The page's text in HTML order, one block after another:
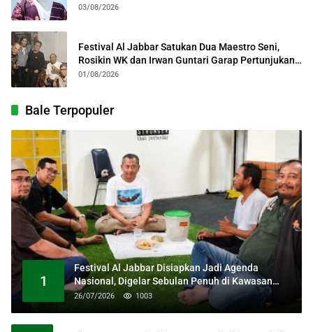
03/08/2026
Festival Al Jabbar Satukan Dua Maestro Seni,
Rosikin WK dan Irwan Guntari Garap Pertunjukan
Kolosal
01/08/2026
Bale Terpopuler
1
Festival Al Jabbar Disiapkan Jadi Agenda
Nasional, Digelar Sebulan Penuh di Kawasan
Masjid Raya Al Jabbar
26/07/2026 1003